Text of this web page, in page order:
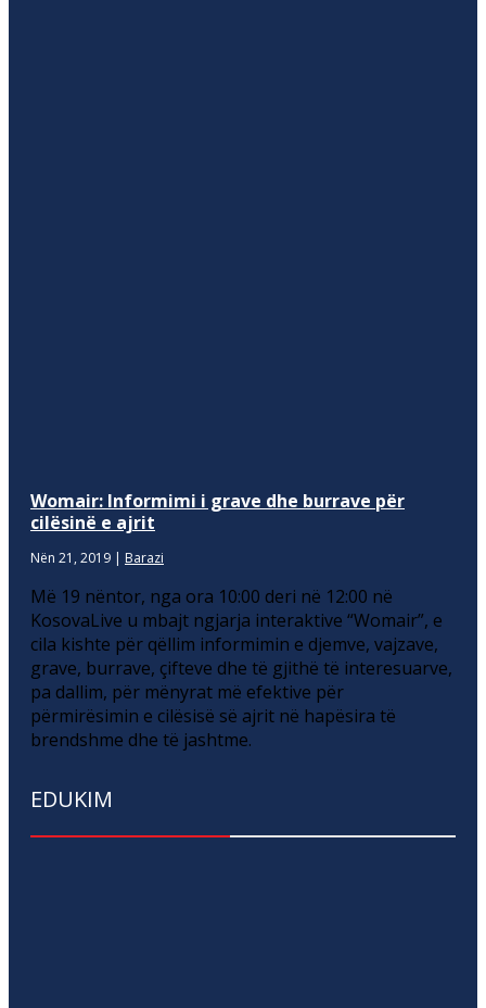
Womair: Informimi i grave dhe burrave për
cilësinë e ajrit
Nën 21, 2019 | Barazi
Më 19 nëntor, nga ora 10:00 deri në 12:00 në
KosovaLive u mbajt ngjarja interaktive “Womair”, e
cila kishte për qëllim informimin e djemve, vajzave,
grave, burrave, çifteve dhe të gjithë të interesuarve,
pa dallim, për mënyrat më efektive për
përmirësimin e cilësisë së ajrit në hapësira të
brendshme dhe të jashtme.
EDUKIM